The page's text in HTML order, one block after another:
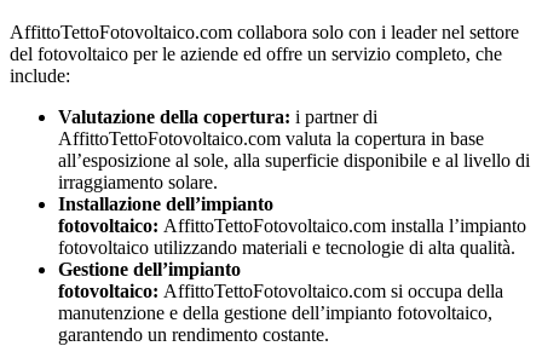
AffittoTettoFotovoltaico.com collabora solo con i leader nel settore
del fotovoltaico per le aziende ed offre un servizio completo, che
include:
Valutazione della copertura: i partner di
AffittoTettoFotovoltaico.com valuta la copertura in base
all’esposizione al sole, alla superficie disponibile e al livello di
irraggiamento solare.
Installazione dell’impianto
fotovoltaico: AffittoTettoFotovoltaico.com installa l’impianto
fotovoltaico utilizzando materiali e tecnologie di alta qualità.
Gestione dell’impianto
fotovoltaico: AffittoTettoFotovoltaico.com si occupa della
manutenzione e della gestione dell’impianto fotovoltaico,
garantendo un rendimento costante.